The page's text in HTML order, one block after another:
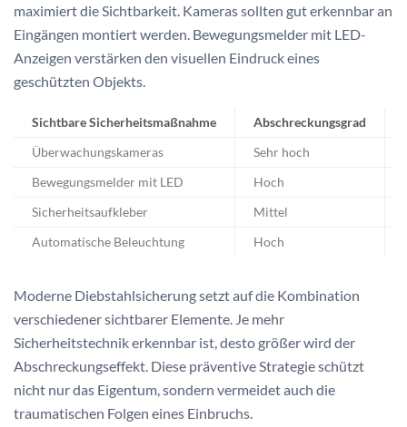
maximiert die Sichtbarkeit. Kameras sollten gut erkennbar an
Eingängen montiert werden. Bewegungsmelder mit LED-
Anzeigen verstärken den visuellen Eindruck eines
geschützten Objekts.
Sichtbare Sicherheitsmaßnahme Abschreckungsgrad
Überwachungskameras Sehr hoch
Bewegungsmelder mit LED Hoch
Sicherheitsaufkleber Mittel
Automatische Beleuchtung Hoch
Moderne Diebstahlsicherung setzt auf die Kombination
verschiedener sichtbarer Elemente. Je mehr
Sicherheitstechnik erkennbar ist, desto größer wird der
Abschreckungseffekt. Diese präventive Strategie schützt
nicht nur das Eigentum, sondern vermeidet auch die
traumatischen Folgen eines Einbruchs.